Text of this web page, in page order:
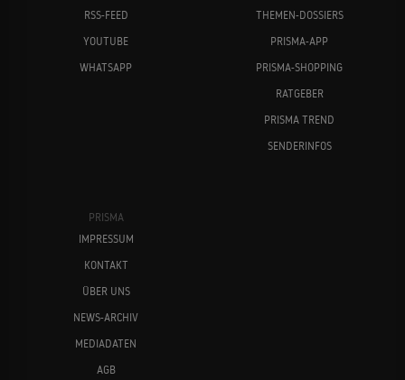
RSS-FEED
YOUTUBE
WHATSAPP
THEMEN-DOSSIERS
PRISMA-APP
PRISMA-SHOPPING
RATGEBER
PRISMA TREND
SENDERINFOS
PRISMA
IMPRESSUM
KONTAKT
ÜBER UNS
NEWS-ARCHIV
MEDIADATEN
AGB